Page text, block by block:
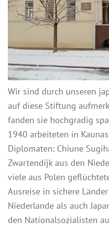
Lehmfarben
Silikatfarben
Leimfarbe
Putze &
Grundierung
Spachtel- und
Lehm Finish Putz
weitere Putze
Holzbehandlungen
Holzbehandlung
Referenzen
for:
Wir sind durch unseren
auf diese Stiftung
fanden sie hochgradig
1940 arbeiteten in
Diplomaten: Chiune
Zwartendijk aus den
viele aus Polen
Ausreise in sichere
Niederlande als auch
den Nationalsozialisten